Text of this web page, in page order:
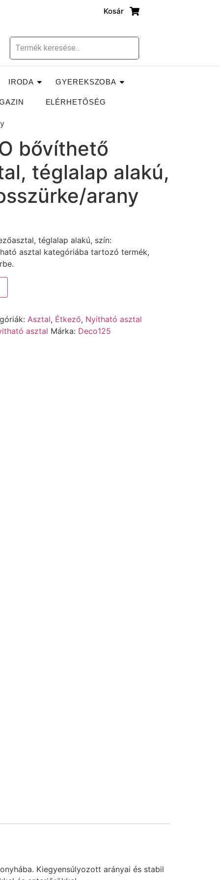
Kosár
IRODA GYEREKSZOBA
ELÉRHETŐSÉG
bővíthető
téglalap alakú,
arany
téglalap alakú, szín:
asztal kategóriába tartozó termék,
Asztal, Étkező, Nyitható asztal
asztal Márka: Deco125
Kiegyensúlyozott arányai és stabil